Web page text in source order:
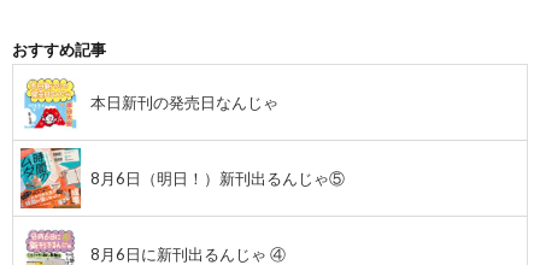
おすすめ記事
本日新刊の発売日なんじゃ
8月6日（明日！）新刊出るんじゃ⑤
8月6日に新刊出るんじゃ ④